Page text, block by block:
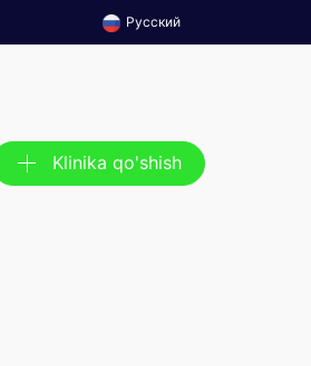
Русский
Klinika qo'shish